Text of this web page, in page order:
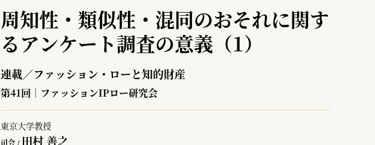
周知性・類似性・混同のおそれに関す
るアンケート調査の意義（1）
連載／ファッション・ローと知的財産
第41回｜ファッションIPロー研究会
東京大学教授
司会 / 田村 善之